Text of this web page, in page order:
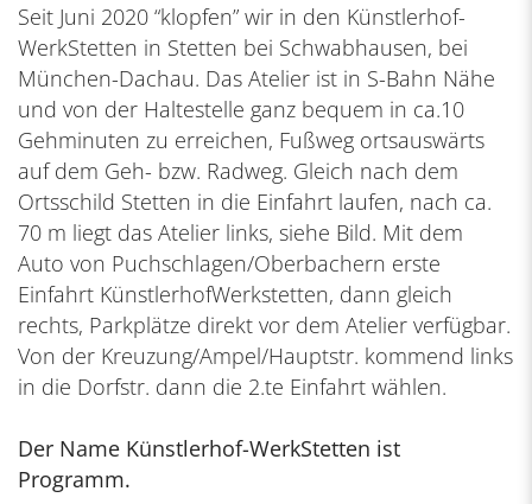
Seit Juni 2020 “klopfen” wir in den Künstlerhof-
WerkStetten in Stetten bei Schwabhausen, bei
München-Dachau. Das Atelier ist in S-Bahn Nähe
und von der Haltestelle ganz bequem in ca.10
Gehminuten zu erreichen, Fußweg ortsauswärts
auf dem Geh- bzw. Radweg. Gleich nach dem
Ortsschild Stetten in die Einfahrt laufen, nach ca.
70 m liegt das Atelier links, siehe Bild. Mit dem
Auto von Puchschlagen/Oberbachern erste
Einfahrt KünstlerhofWerkstetten, dann gleich
rechts, Parkplätze direkt vor dem Atelier verfügbar.
Von der Kreuzung/Ampel/Hauptstr. kommend links
in die Dorfstr. dann die 2.te Einfahrt wählen.
Der Name Künstlerhof-WerkStetten ist
Programm.